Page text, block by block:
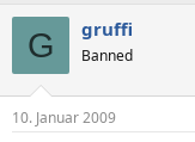
G gruffi
Banned
10. Januar 2009